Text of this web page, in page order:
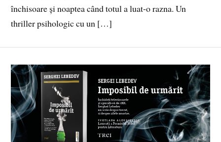
închisoare și noaptea când totul a luat-o razna. Un
thriller psihologic cu un […]